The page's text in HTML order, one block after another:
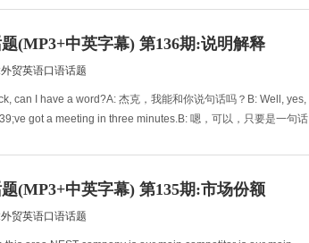
(MP3+中英字幕) 第136期:说明解释
外贸英语口语话题
can I have a word?A: 杰克，我能和你说句话吗？B: Well, yes,
got a meeting in three minutes.B: 嗯，可以，只要是一句话
(MP3+中英字幕) 第135期:市场份额
外贸英语口语话题